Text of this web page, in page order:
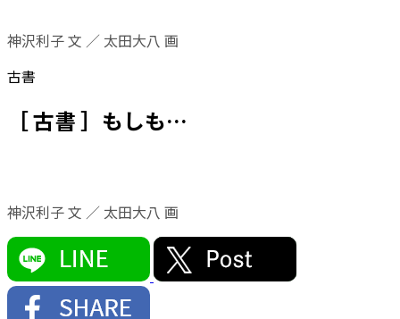
神沢利子 文 ／ 太田大八 画
古書
［ 古書 ］もしも…
神沢利子 文 ／ 太田大八 画